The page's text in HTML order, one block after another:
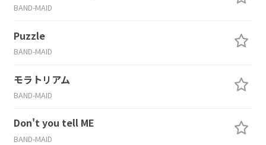
BAND-MAID
Puzzle
BAND-MAID
モラトリアム
BAND-MAID
Don't you tell ME
BAND-MAID